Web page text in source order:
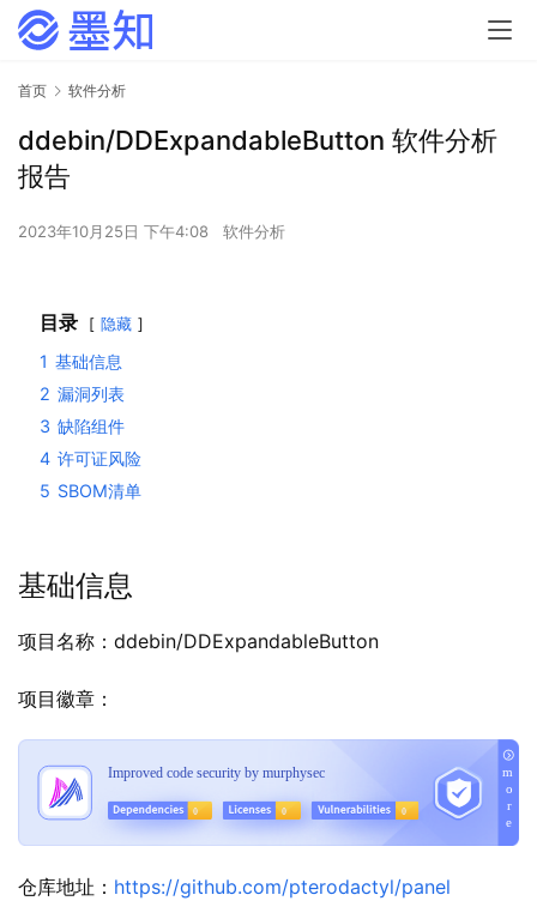
首页 软件分析
ddebin/DDExpandableButton 软件分析
报告
2023年10月25日 下午4:08 软件分析
目录 隐藏
1 基础信息
2 漏洞列表
3 缺陷组件
4 许可证风险
5 SBOM清单
基础信息
项目名称：ddebin/DDExpandableButton
项目徽章：
仓库地址： https://github.com/pterodactyl/panel